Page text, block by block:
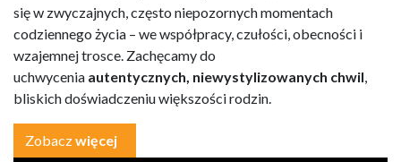
się w zwyczajnych, często niepozornych momentach
codziennego życia – we współpracy, czułości, obecności i
wzajemnej trosce. Zachęcamy do
uchwycenia autentycznych, niewystylizowanych chwil,
bliskich doświadczeniu większości rodzin.
Zobaczwięcej